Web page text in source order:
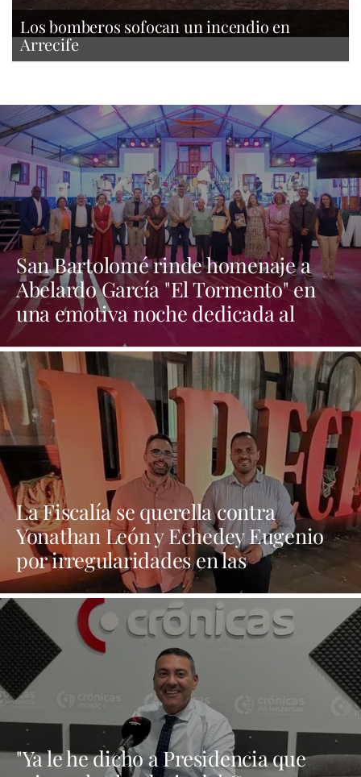
Los bomberos sofocan un incendio en
Arrecife
San Bartolomé rinde homenaje a
Abelardo García "El Tormento" en
una emotiva noche dedicada al
folclore canario
La Fiscalía se querella contra
Yonathan León y Echedey Eugenio
por irregularidades en las
contrataciones de las fiestas
"Ya le he dicho a Presidencia que